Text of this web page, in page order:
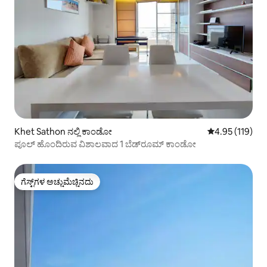
Khet Sathon ನಲ್ಲಿ ಕಾಂಡೋ 5 ರಲ್ಲಿ 4.95
4.95 (119)
ಪೂಲ್ ಹೊಂದಿರುವ ವಿಶಾಲವಾದ 1 ಬೆಡ್‌ರೂಮ್ ಕಾಂಡೋ
ಗೆಸ್ಟ್‌ಗಳ ಅಚ್ಚುಮೆಚ್ಚಿನದು
ಗೆಸ್ಟ್‌ಗಳ ಅಚ್ಚುಮೆಚ್ಚಿನದು